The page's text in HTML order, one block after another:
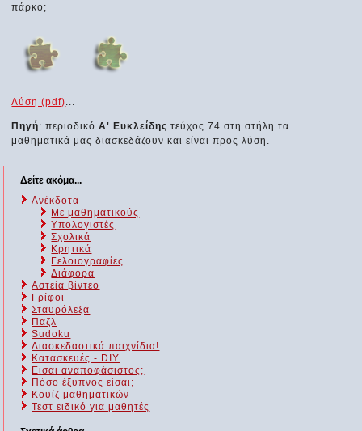
πάρκο;
Λύση (pdf)...
Πηγή: περιοδικόΑ' Ευκλείδης τεύχος 74 στη στήλη τα
μαθηματικά μας διασκεδάζουν και είναι προς λύση.
Δείτε ακόμα...
Ανέκδοτα
Με μαθηματικούς
Υπολογιστές
Σχολικά
Κρητικά
Γελοιογραφίες
Διάφορα
Αστεία βίντεο
Γρίφοι
Σταυρόλεξα
Παζλ
Sudoku
Διασκεδαστικά παιχνίδια!
Κατασκευές - DIY
Είσαι αναποφάσιστος;
Πόσο έξυπνος είσαι;
Kουίζ μαθηματικών
Τεστ ειδικό για μαθητές